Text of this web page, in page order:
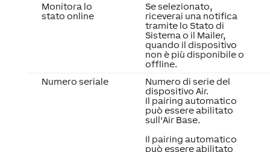
Monitora lo
stato online
Se selezionato,
riceverai una notifica
tramite lo Stato di
Sistema o il Mailer,
quando il dispositivo
non è più disponibile o
offline.
Numero seriale
Numero di serie del
dispositivo Air.
Il pairing automatico
può essere abilitato
sull'Air Base.
Il pairing automatico
può essere abilitato